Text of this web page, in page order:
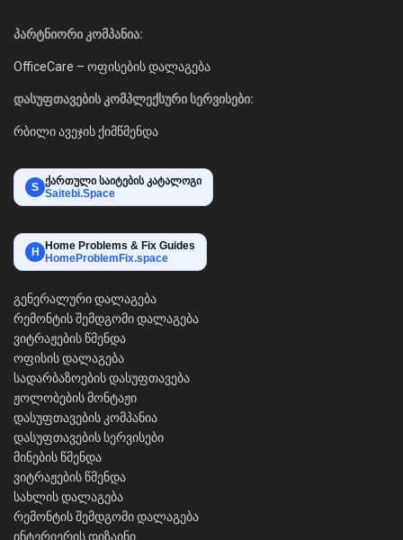
პარტნიორი კომპანია:
OfficeCare – ოფისების დალაგება
დასუფთავების კომპლექსური სერვისები:
რბილი ავეჯის ქიმწმენდა
S ქართული საიტების კატალოგი
Saitebi.Space
H Home Problems & Fix Guides
HomeProblemFix.space
გენერალური დალაგება
რემონტის შემდგომი დალაგება
ვიტრაჟების წმენდა
ოფისის დალაგება
სადარბაზოების დასუფთავება
ჟოლობების მონტაჟი
დასუფთავების კომპანია
დასუფთავების სერვისები
მინების წმენდა
ვიტრაჟების წმენდა
სახლის დალაგება
რემონტის შემდგომი დალაგება
ინტერიერის დიზაინი